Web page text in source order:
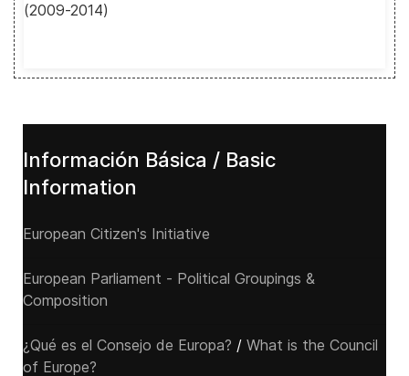
(2009-2014)
Información Básica / Basic
Information
European Citizen's Initiative
European Parliament - Political Groupings &
Composition
¿Qué es el Consejo de Europa? / What is the Council
of Europe?